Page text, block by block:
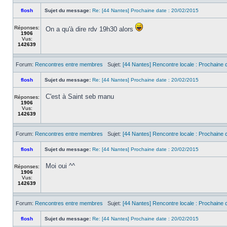
flosh Sujet du message: Re: [44 Nantes] Prochaine date : 20/02/2015
Réponses:
1906
Vus:
142639
On a qu'à dire rdv 19h30 alors
Forum: Rencontres entre membres Sujet: [44 Nantes] Rencontre locale : Prochaine
flosh Sujet du message: Re: [44 Nantes] Prochaine date : 20/02/2015
Réponses:
1906
Vus:
142639
C'est à Saint seb manu
Forum: Rencontres entre membres Sujet: [44 Nantes] Rencontre locale : Prochaine
flosh Sujet du message: Re: [44 Nantes] Prochaine date : 20/02/2015
Réponses:
1906
Vus:
142639
Moi oui ^^
Forum: Rencontres entre membres Sujet: [44 Nantes] Rencontre locale : Prochaine
flosh Sujet du message: Re: [44 Nantes] Prochaine date : 20/02/2015